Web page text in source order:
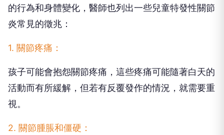
的行為和身體變化，醫師也列出一些兒童特發性關節
炎常見的徵兆：
1. 關節疼痛：
孩子可能會抱怨關節疼痛，這些疼痛可能隨著白天的
活動而有所緩解，但若有反覆發作的情況，就需要重
視。
2. 關節腫脹和僵硬：